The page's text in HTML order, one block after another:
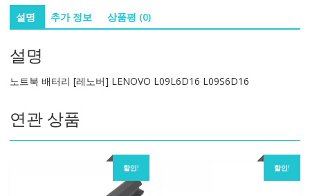
[레
노
LENOVO
L09L6D16
L09S6D16
량
설명 추가 정보 상품평 (0)
설명
노트북 배터리 [레노버] LENOVO L09L6D16 L09S6D16
연관 상품
할인! 할인!